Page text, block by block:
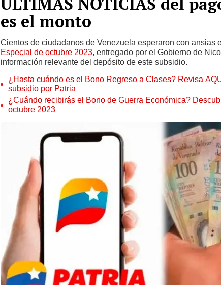
es el monto
Cientos de ciudadanos de Venezuela esperaron con ansias
Especial de octubre 2023, entregado por el Gobierno de
información relevante del depósito de este subsidio.
¿Hasta cuándo es el Bono Regreso a Clases? Revisa
subsidio por Patria
¿Cuándo recibirás el Bono de Guerra Económica?
octubre 2023